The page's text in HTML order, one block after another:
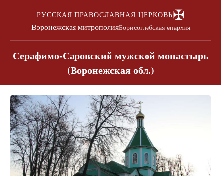
РУССКАЯ ПРАВОСЛАВНАЯ ЦЕРКОВЬ✠
Воронежская митрополияБорисоглебская епархия
Серафимо-Саровский мужской монастырь
(Воронежская обл.)